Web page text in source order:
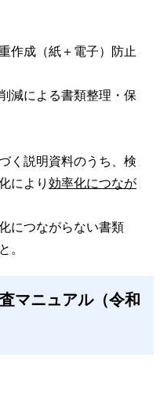
作成（紙＋電子）防止
減による書類整理・保
く説明資料のうち、検
により 効率化につなが
につながらない書類
。
マニュアル（令和